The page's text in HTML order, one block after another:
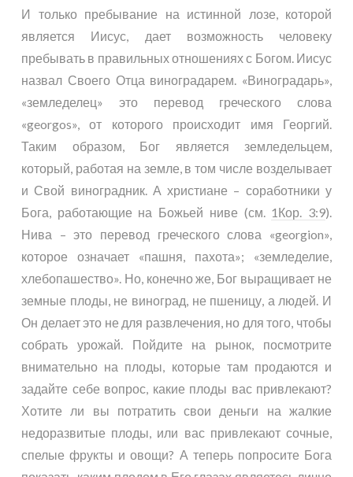
И только пребывание на истинной лозе, которой
является Иисус, дает возможность человеку
пребывать в правильных отношениях с Богом. Иисус
назвал Своего Отца виноградарем. «Виноградарь»,
«земледелец» это перевод греческого слова
«georgos», от которого происходит имя Георгий.
Таким образом, Бог является земледельцем,
который, работая на земле, в том числе возделывает
и Свой виноградник. А христиане – соработники у
Бога, работающие на Божьей ниве (см. 1Кор. 3:9).
Нива – это перевод греческого слова «georgion»,
которое означает «пашня, пахота»; «земледелие,
хлебопашество». Но, конечно же, Бог выращивает не
земные плоды, не виноград, не пшеницу, а людей. И
Он делает это не для развлечения, но для того, чтобы
собрать урожай. Пойдите на рынок, посмотрите
внимательно на плоды, которые там продаются и
задайте себе вопрос, какие плоды вас привлекают?
Хотите ли вы потратить свои деньги на жалкие
недоразвитые плоды, или вас привлекают сочные,
спелые фрукты и овощи? А теперь попросите Бога